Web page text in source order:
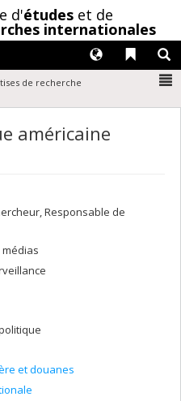
d'études et de
internationales
Liens
Langues
de recherche
américaine
Responsable de
et douanes